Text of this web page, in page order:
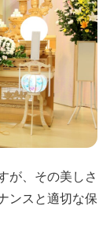
が、その美しさ
ンスと適切な保